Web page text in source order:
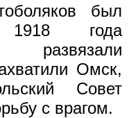
был
года
Омск,
Совет
с врагом.